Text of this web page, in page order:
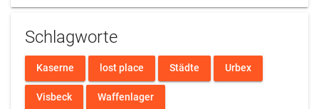
Schlagworte
Kaserne lost place Städte Urbex
Visbeck Waffenlager